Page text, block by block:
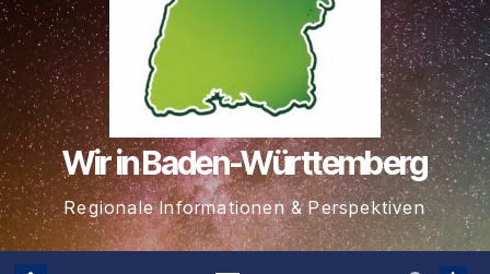
Wir in Baden-Württemberg
Regionale Informationen & Perspektiven